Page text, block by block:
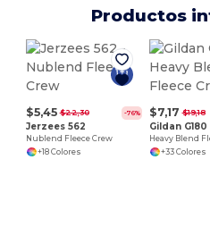
Productos
$5,45 $22,30 -76%
Jerzees 562
Nublend Fleece Crew
+18 Colores
$7,17 $19,18
Gildan G180
Heavy Blend
+33 Colores